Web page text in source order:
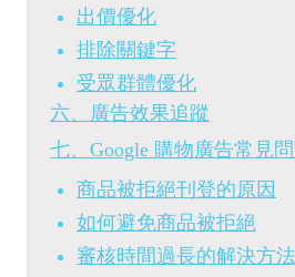
出價優化
排除關鍵字
受眾群體優化
六、廣告效果追蹤
七、Google 購物廣告常見
商品被拒絕刊登的原因
如何避免商品被拒絕
審核時間過長的解決方法